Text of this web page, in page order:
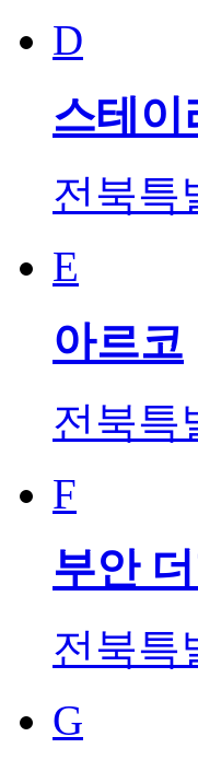
D
스테이
전북특
E
아르코
전북특
F
부안
전북특
G